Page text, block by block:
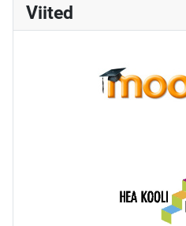
Viited